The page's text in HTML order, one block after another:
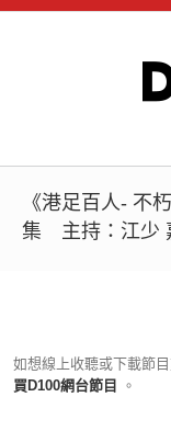
《港足百人- 不
集 主持：江少
如想線上收聽或下載節
買D100網台節目
。